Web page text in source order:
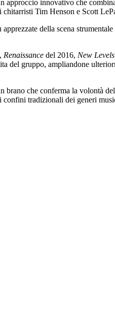
innovativo che
Tim Henson e Scott
della scena
Renaissance del 2016, New
del gruppo, ampliandone
brano che conferma la volontà
tradizionali dei generi